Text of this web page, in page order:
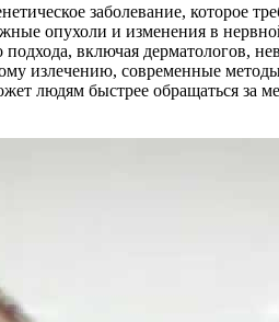
заболевание, которое
опухоли и изменения в
включая дерматологов,
излечению, современные
людям быстрее обращаться за